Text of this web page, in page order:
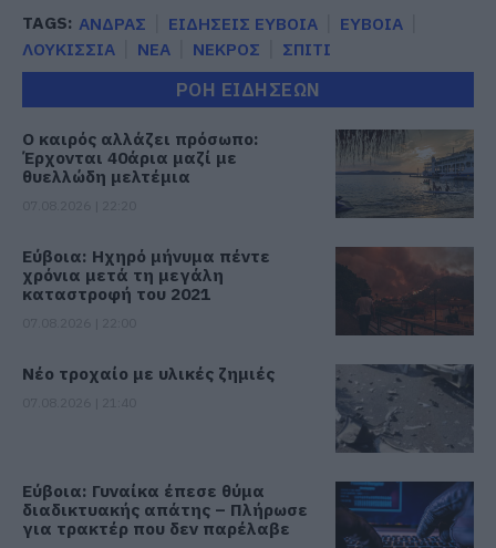
TAGS: ΑΝΔΡΑΣ ΕΙΔΗΣΕΙΣ ΕΥΒΟΙΑ
ΕΥΒΟΙΑ
ΛΟΥΚΙΣΣΙΑ
ΝΕΑ ΝΕΚΡΟΣ ΣΠΙΤΙ
ΡΟΗ ΕΙΔΗΣΕΩΝ
Ο καιρός αλλάζει πρόσωπο:
Έρχονται 40άρια μαζί με
θυελλώδη μελτέμια
Εύβοια: Ηχηρό μήνυμα πέντε
χρόνια μετά τη μεγάλη
καταστροφή του 2021
Νέο τροχαίο με υλικές ζημιές
Εύβοια: Γυναίκα έπεσε θύμα
διαδικτυακής απάτης – Πλήρωσε
για τρακτέρ που δεν παρέλαβε